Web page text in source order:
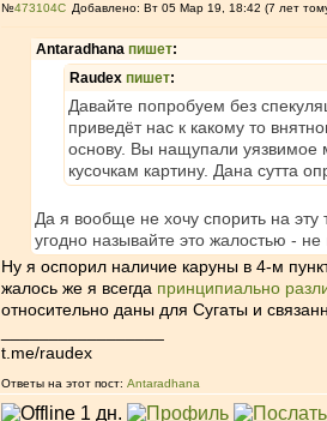
№473104 Добавлено: Вт 05 Мар 19, 18:42 (7 лет
Antaradhana пишет:
Raudex пишет:
Давайте попробуем без
приведёт нас к какому то
основу. Вы нащупали уязвимое
кусочкам картину. Дана сутта
Да я вообще не хочу спорить на эту
угодно называйте это жалостью -
Ну я оспорил наличие каруны в 4-м
жалось же я всегда принципиально
относительно даны для Сугаты и
t.me/raudex
Ответы на этот пост: Antaradhana